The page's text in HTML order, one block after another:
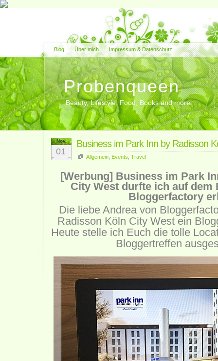
Blog Über mich Impressum & Datenschutz
Probenqueen
Beauty, Lifestyle, Food, Books and more
Nov.
01
Business im Park Inn by Radisson
Allgemein Events Travel
[Werbung] Business im Park
City West durfte ich auf dem
Bloggerfactory
Die liebe Andrea von
Radisson Köln City West ein
Heute stelle ich Euch die tolle
Bloggertreffen